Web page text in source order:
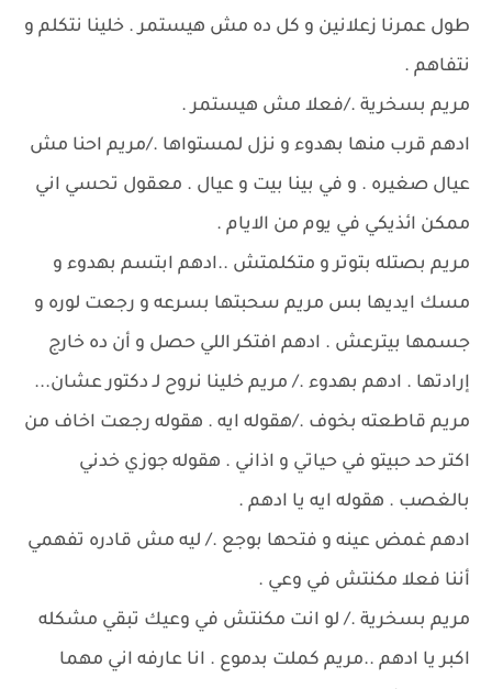
طول عمرنا زعلانين و كل ده مش هيستمر . خلينا نتكلم و
نتفاهم .
مريم بسخرية ./فعلا مش هيستمر .
ادهم قرب منها بهدوء و نزل لمستواها ./مريم احنا مش
عيال صغيره . و في بينا بيت و عيال . معقول تحسي اني
ممكن ائذيكي في يوم من الايام .
مريم بصتله بتوتر و متكلمتش ..ادهم ابتسم بهدوء و
مسك ايديها بس مريم سحبتها بسرعه و رجعت لوره و
جسمها بيترعش . ادهم افتكر اللي حصل و أن ده خارج
إرادتها . ادهم بهدوء ./ مريم خلينا نروح لـ دكتور عشان...
مريم قاطعته بخوف ./هقوله ايه . هقوله رجعت اخاف من
اكتر حد حبيتو في حياتي و اذاني . هقوله جوزي خدني
بالغصب . هقوله ايه يا ادهم .
ادهم غمض عينه و فتحها بوجع ./ ليه مش قادره تفهمي
أننا فعلا مكنتش في وعي .
مريم بسخرية ./ لو انت مكنتش في وعيك تبقي مشكله
اكبر يا ادهم ..مريم كملت بدموع . انا عارفه اني مهما